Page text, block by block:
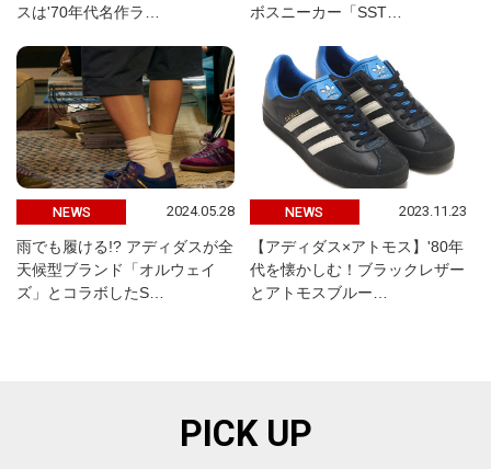
スは'70年代名作ラ…
ボスニーカー「SST…
NEWS 2024.05.28
雨でも履ける!? アディダスが全
天候型ブランド「オルウェイ
ズ」とコラボしたS…
NEWS 2023.11.23
【アディダス×アトモス】'80年
代を懐かしむ！ブラックレザー
とアトモスブルー…
PICK UP